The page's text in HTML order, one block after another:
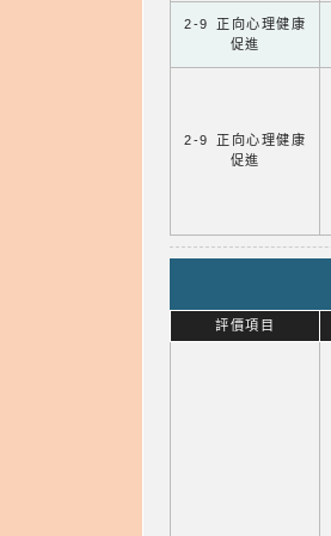
2-9 正向心理健康
促進
2-9 正向心理健康
促進
評價項目